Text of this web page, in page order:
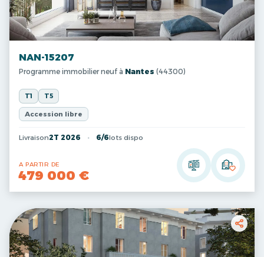
NAN-15207
Programme immobilier neuf à Nantes (44300)
T1 T5
Accession libre
Livraison2T 2026 6/6lots dispo
A PARTIR DE
479 000 €